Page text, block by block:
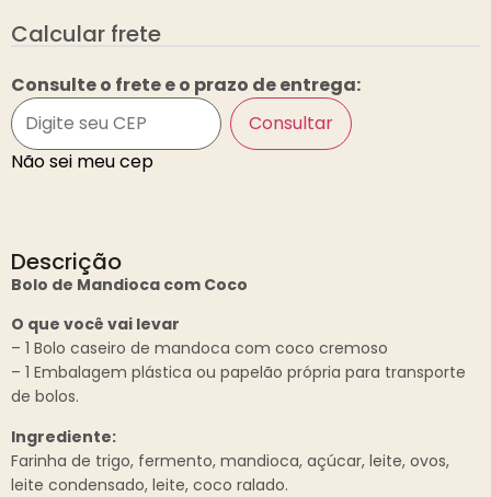
Calcular frete
Consulte o frete e o prazo de entrega:
Consultar
Não sei meu cep
Descrição
Bolo de Mandioca com Coco
O que você vai levar
– 1 Bolo caseiro de mandoca com coco cremoso
– 1 Embalagem plástica ou papelão própria para transporte
de bolos.
Ingrediente:
Farinha de trigo, fermento, mandioca, açúcar, leite, ovos,
leite condensado, leite, coco ralado.